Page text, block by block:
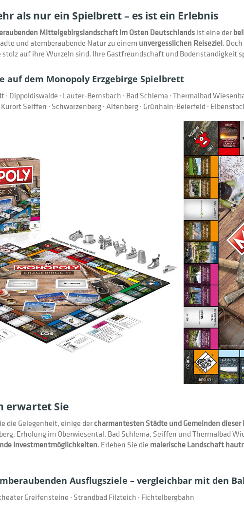
als nur ein Spielbrett – es ist ein Erlebnis
Mittelgebirgslandschaft im Osten Deutschlandsist eine der
und atemberaubende Natur zu einem unvergesslichen Reiseziel.
stolz auf ihre Wurzeln sind. Ihre Gastfreundschaft und Bodenständigkeit
auf dem Monopoly Erzgebirge Spielbrett
Dippoldiswalde · Lauter-Bernsbach · Bad Schlema · Thermalbad
Seiffen · Schwarzenberg · Altenberg · Grünhain-Beierfeld ·
erwartet Sie
die Gelegenheit, einige dercharmantesten Städte und Gemeinden dieser
Erholung im Oberwiesental, Bad Schlema, Seiffen und Thermalbad
Investmentmöglichkeiten. Erleben Sie die malerische Landschaft
Ausflugsziele – vergleichbar mit den
Greifensteine · Strandbad Filzteich · Fichtelbergbahn